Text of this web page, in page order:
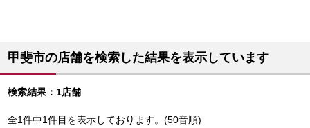
甲斐市の店舗を検索した結果を表示しています
検索結果：1店舗
全1件中1件目を表示しております。(50音順)